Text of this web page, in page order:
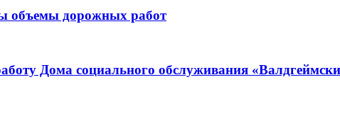
объемы дорожных работ
Дома социального обслуживания